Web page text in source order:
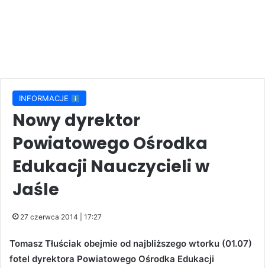
INFORMACJE
Nowy dyrektor
Powiatowego Ośrodka
Edukacji Nauczycieli w
Jaśle
27 czerwca 2014 | 17:27
Tomasz Tłuściak obejmie od najbliższego wtorku (01.07)
fotel dyrektora Powiatowego Ośrodka Edukacji